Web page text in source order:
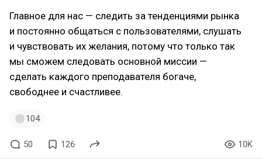
Главное для нас — следить за тенденциями рынка
и постоянно общаться с пользователями, слушать
и чувствовать их желания, потому что только так
мы сможем следовать основной миссии —
сделать каждого преподавателя богаче,
свободнее и счастливее.
104
50 126 10K